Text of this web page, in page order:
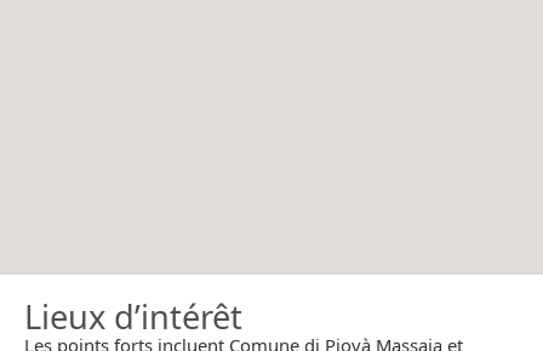
Lieux d’intérêt
Les points forts incluent Comune di Piovà Massaia et